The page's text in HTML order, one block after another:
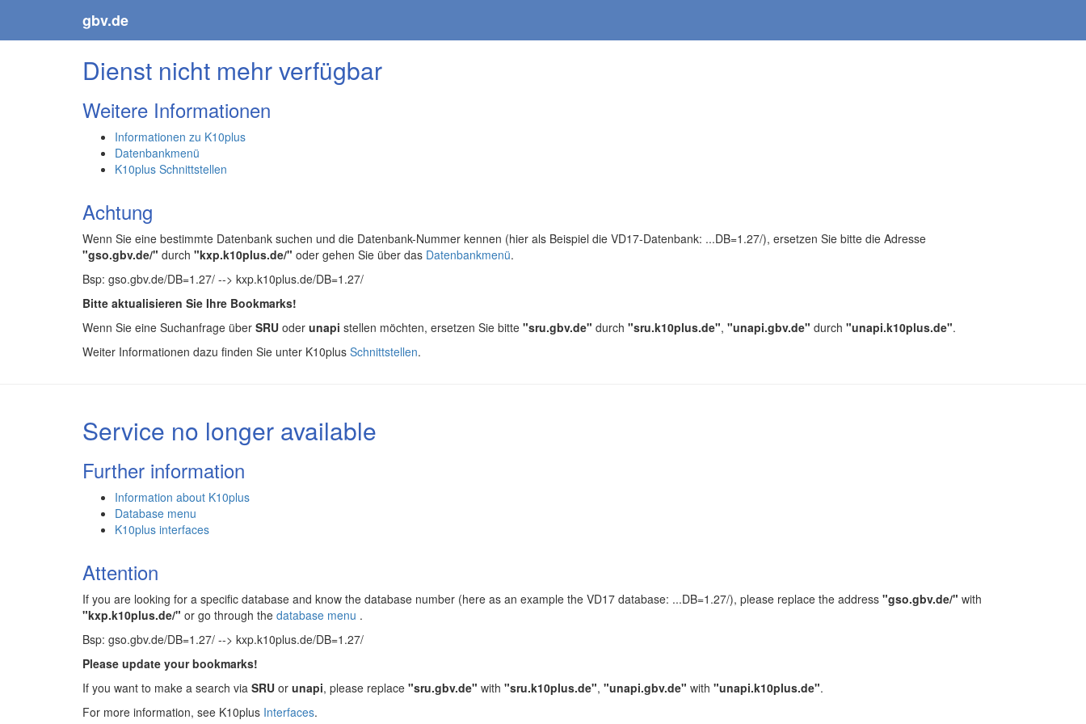
gbv.de
Dienst nicht mehr verfügbar
Weitere Informationen
Informationen zu K10plus
Datenbankmenü
K10plus Schnittstellen
Achtung
Wenn Sie eine bestimmte Datenbank suchen und die Datenbank-Nummer kennen (hier als Beispiel die VD17-Datenbank: ...DB=1.27/), ersetzen Sie bitte die Adresse
"gso.gbv.de/" durch "kxp.k10plus.de/" oder gehen Sie über das Datenbankmenü.
Bsp: gso.gbv.de/DB=1.27/ --> kxp.k10plus.de/DB=1.27/
Bitte aktualisieren Sie Ihre Bookmarks!
Wenn Sie eine Suchanfrage über SRU oder unapi stellen möchten, ersetzen Sie bitte "sru.gbv.de" durch "sru.k10plus.de", "unapi.gbv.de" durch "unapi.k10plus.de".
Weiter Informationen dazu finden Sie unter K10plus Schnittstellen.
Service no longer available
Further information
Information about K10plus
Database menu
K10plus interfaces
Attention
If you are looking for a specific database and know the database number (here as an example the VD17 database: ...DB=1.27/), please replace the address "gso.gbv.de/" with
"kxp.k10plus.de/" or go through the database menu .
Bsp: gso.gbv.de/DB=1.27/ --> kxp.k10plus.de/DB=1.27/
Please update your bookmarks!
If you want to make a search via SRU or unapi, please replace "sru.gbv.de" with "sru.k10plus.de", "unapi.gbv.de" with "unapi.k10plus.de".
For more information, see K10plus Interfaces.